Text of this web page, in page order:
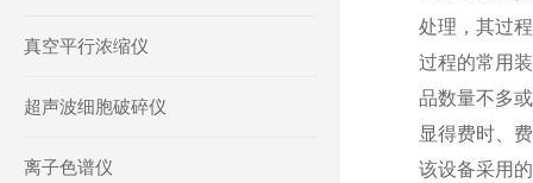
处理，其过
过程的常用
品数量不多
显得费时、
该设备采用
真空平行浓缩仪
超声波细胞破碎仪
离子色谱仪